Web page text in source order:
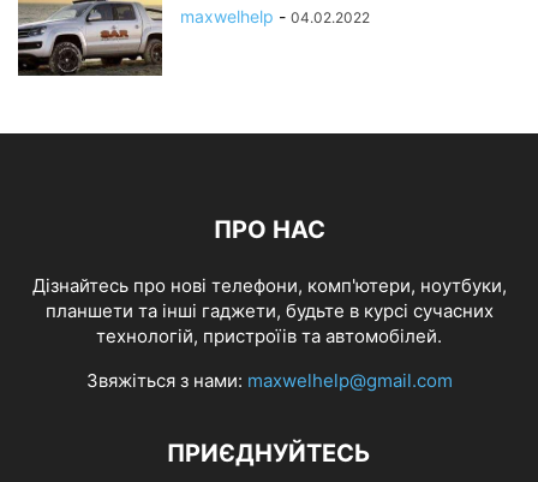
maxwelhelp - 04.02.2022
ПРО НАС
Дізнайтесь про нові телефони, комп'ютери, ноутбуки,
планшети та інші гаджети, будьте в курсі сучасних
технологій, пристроїів та автомобілей.
Звяжіться з нами: maxwelhelp@gmail.com
ПРИЄДНУЙТЕСЬ